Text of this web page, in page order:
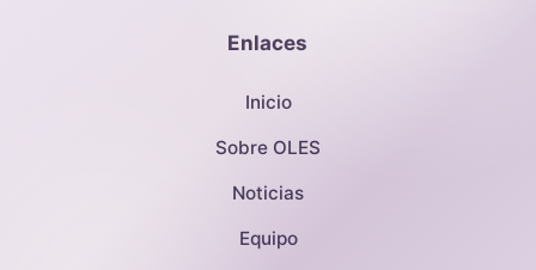
Enlaces
Inicio
Sobre OLES
Noticias
Equipo